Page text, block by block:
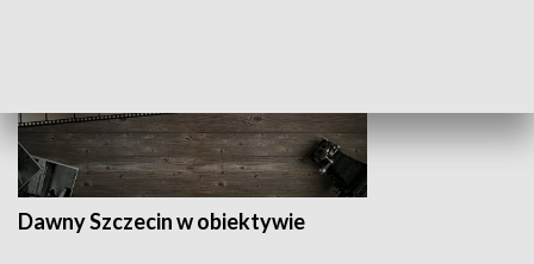
Dawny Szczecin w obiektywie